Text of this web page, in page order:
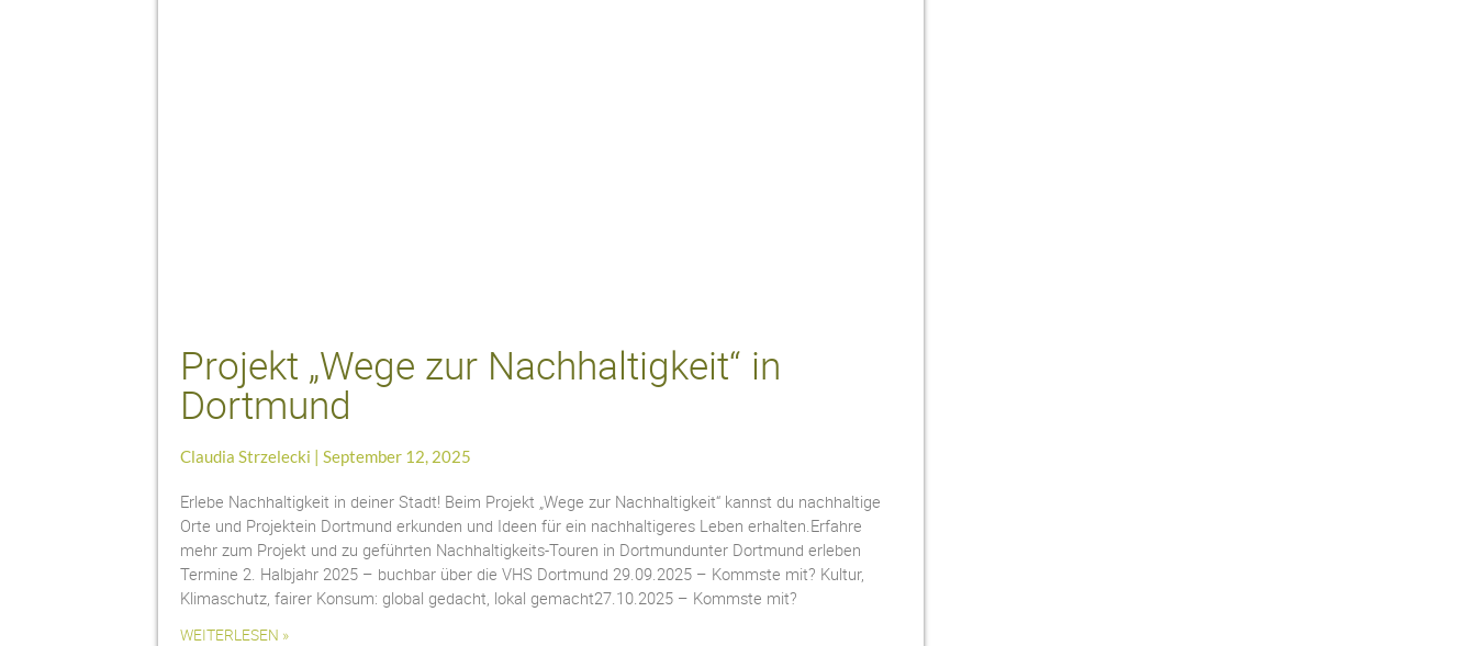
Projekt „Wege zur Nachhaltigkeit“ in
Dortmund
Claudia Strzelecki September 12, 2025
Erlebe Nachhaltigkeit in deiner Stadt! Beim Projekt „Wege zur Nachhaltigkeit“ kannst du nachhaltige
Orte und Projektein Dortmund erkunden und Ideen für ein nachhaltigeres Leben erhalten.Erfahre
mehr zum Projekt und zu geführten Nachhaltigkeits-Touren in Dortmundunter Dortmund erleben
Termine 2. Halbjahr 2025 – buchbar über die VHS Dortmund 29.09.2025 – Kommste mit? Kultur,
Klimaschutz, fairer Konsum: global gedacht, lokal gemacht27.10.2025 – Kommste mit?
WEITERLESEN »